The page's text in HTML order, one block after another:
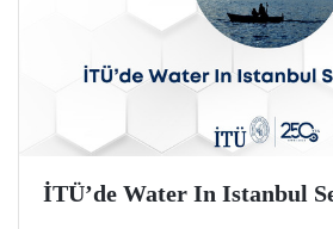
İTÜ’de Water In Istanbul